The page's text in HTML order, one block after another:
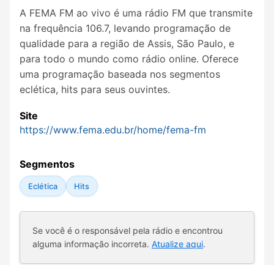
A FEMA FM ao vivo é uma rádio FM que transmite
na frequência 106.7, levando programação de
qualidade para a região de Assis, São Paulo, e
para todo o mundo como rádio online. Oferece
uma programação baseada nos segmentos
eclética, hits para seus ouvintes.
Site
https://www.fema.edu.br/home/fema-fm
Segmentos
Eclética Hits
Se você é o responsável pela rádio e encontrou
alguma informação incorreta. Atualize aqui.